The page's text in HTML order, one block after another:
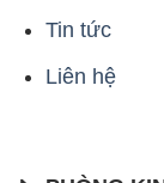
📞
PHÒNG
ĐẮC